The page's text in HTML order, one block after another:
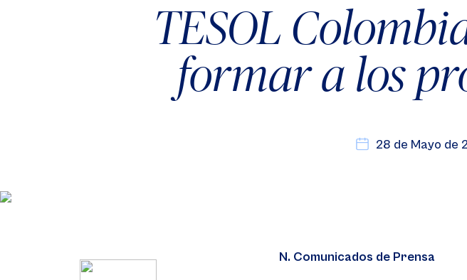
TESOL
formar a los
28 de Mayo de
N. Comunicados de Prensa